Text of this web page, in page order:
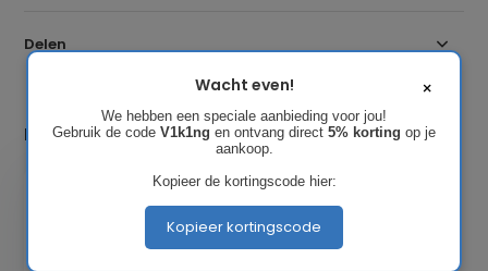
Delen
Laatst bekeken
×
Wacht even!
We hebben een speciale aanbieding voor jou!
Gebruik de code V1k1ng en ontvang direct 5% korting op je
aankoop.
Kopieer de kortingscode hier:
Kopieer kortingscode